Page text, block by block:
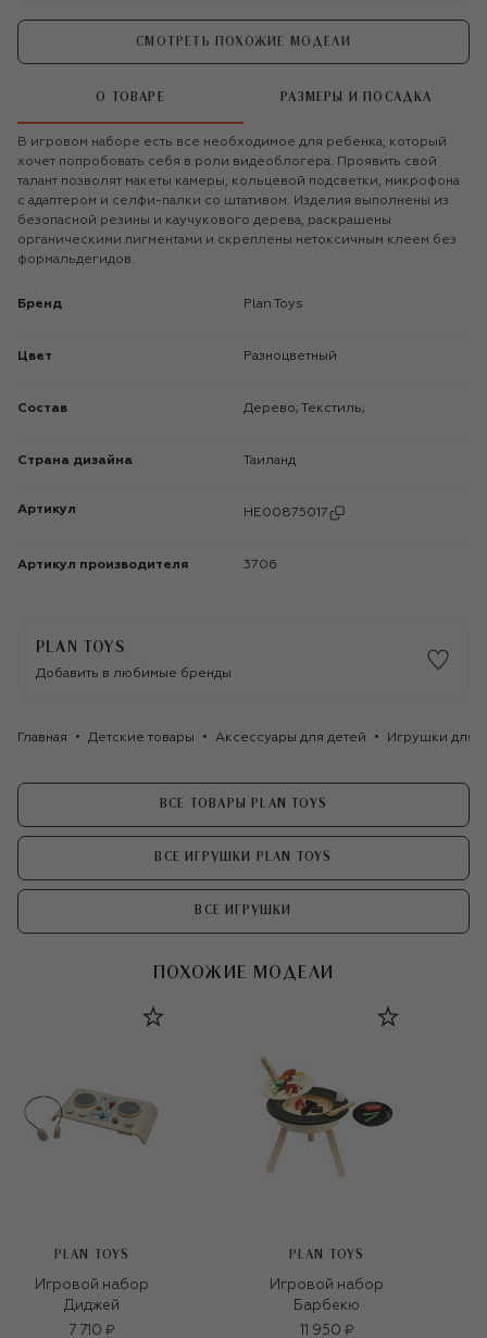
СМОТРЕТЬ ПОХОЖИЕ МОДЕЛИ
О ТОВАРЕ РАЗМЕРЫ И ПОСАДКА
В игровом наборе есть все необходимое для ребенка, который
хочет попробовать себя в роли видеоблогера. Проявить свой
талант позволят макеты камеры, кольцевой подсветки, микрофона
с адаптером и селфи-палки со штативом. Изделия выполнены из
безопасной резины и каучукового дерева, раскрашены
органическими пигментами и скреплены нетоксичным клеем без
формальдегидов.
Бренд Plan Toys
Цвет Разноцветный
Состав Дерево; Текстиль;
Страна дизайна Таиланд
Артикул HE00875017
Артикул производителя 3706
PLAN TOYS
Добавить в любимые бренды
Главная Детские товары Аксессуары для детей Игрушки для
ВСЕ ТОВАРЫ PLAN TOYS
ВСЕ ИГРУШКИ PLAN TOYS
ВСЕ ИГРУШКИ
ПОХОЖИЕ МОДЕЛИ
PLAN TOYS
Игровой набор
Диджей
7 710 ₽
PLAN TOYS
Игровой набор
Барбекю
11 950 ₽